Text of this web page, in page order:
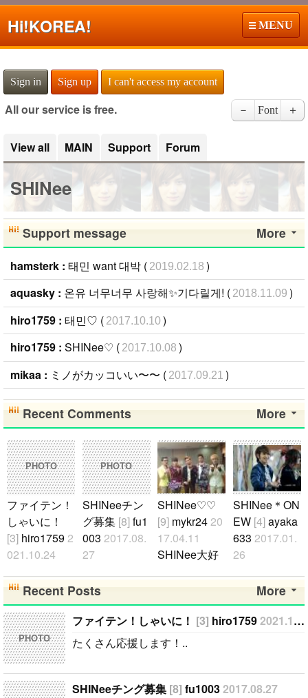
Hi!KOREA! MENU
Sign in Sign up I can't access my account
All our service is free. － Font ＋
View all MAIN Support Forum
SHINee
More
Support message
hamsterk : 태민 want 대박 ( 2019.02.18 )
aquasky : 온유 너무너무 사랑해✨기다릴게! ( 2018.11.09 )
hiro1759 : 태민♡ ( 2017.10.10 )
hiro1759 : SHINee♡ ( 2017.10.08 )
mikaa : ミノがカッコいい〜〜 ( 2017.09.21 )
More
Recent Comments
PHOTO
ファイテン！
しゃいに！
[3] hiro1759 2
021.10.24
します！..
PHOTO
SHINeeチン
グ募集 [8]fu1
003 2017.08.
27
なチング募集
してます(^-^
)..
SHINee♡ ♡
[9] mykr24 20
17.04.11
SHINee大好
でもお友達に
なりましょう
(*^^*)◎ 気軽
にMessageし
てね〜:D..
SHINee＊ON
EW [4]ayaka
633 2017.01.
26
な方！！！
是非仲良くな
ってください
ます。..
More
Recent Posts
PHOTO
ファイテン！しゃいに！ [3] hiro17592021.10.24
たくさん応援します！..
SHINeeチング募集 [8] fu10032017.08.27